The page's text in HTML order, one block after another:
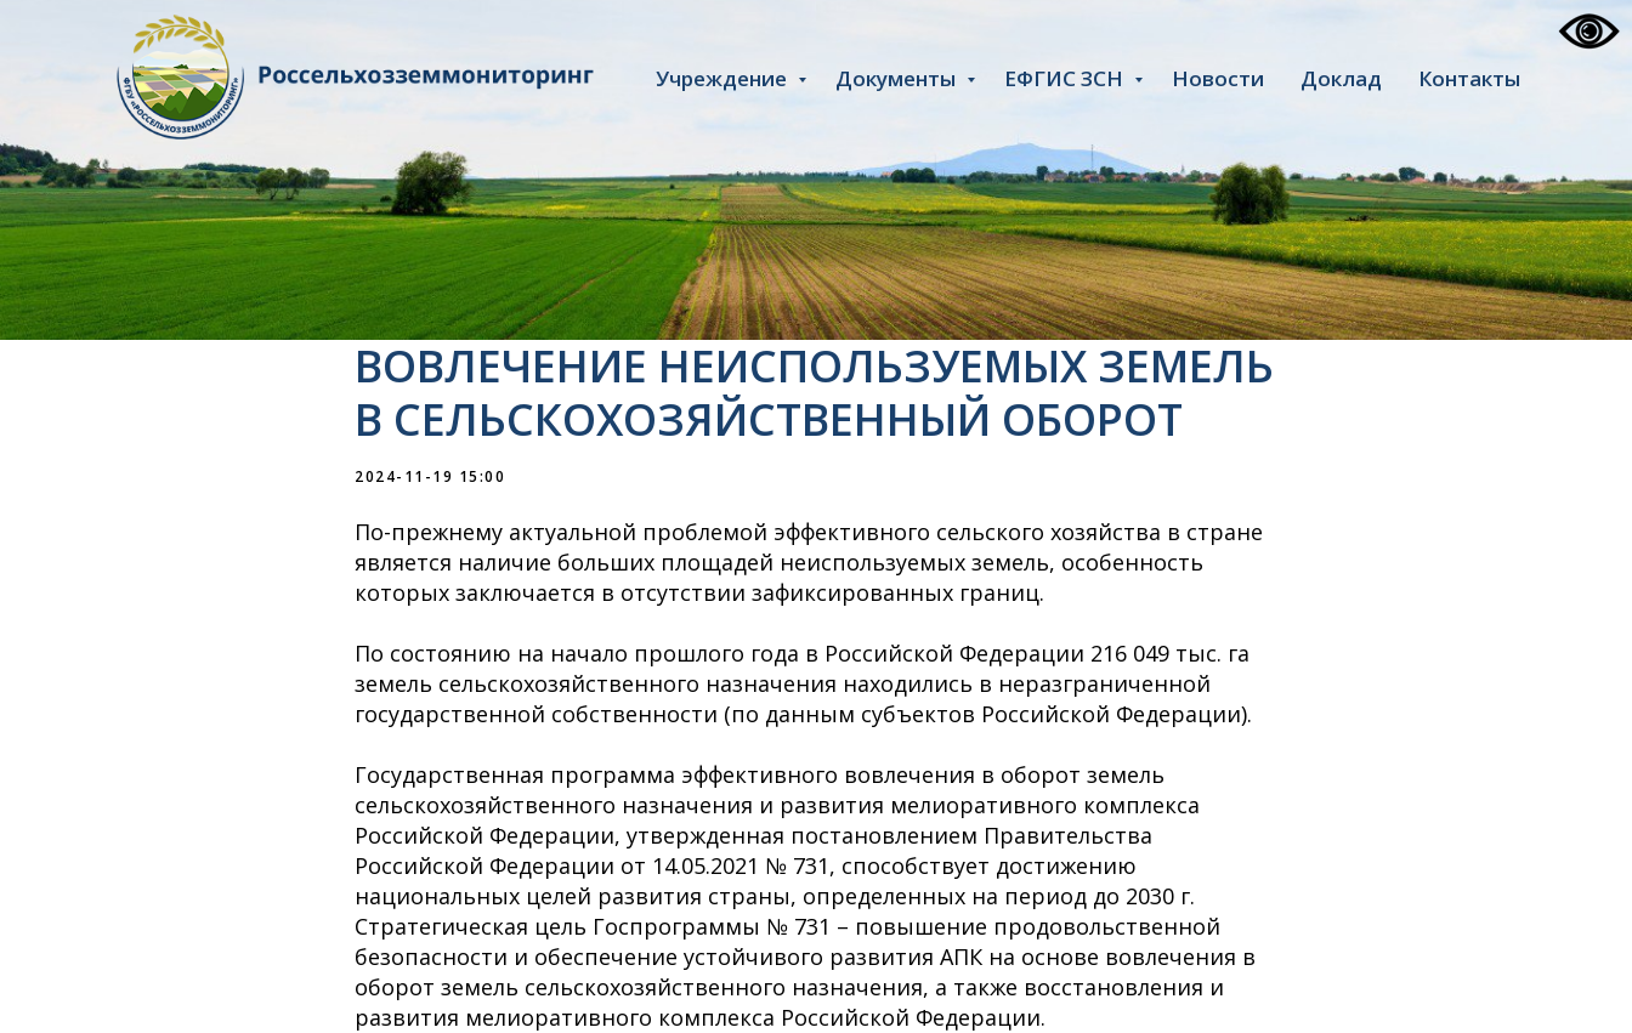
Учреждение Документы ЕФГИС ЗСН Новости Доклад Контакты
ВОВЛЕЧЕНИЕ НЕИСПОЛЬЗУЕМЫХ ЗЕМЕЛЬ
В СЕЛЬСКОХОЗЯЙСТВЕННЫЙ ОБОРОТ
2024-11-19 15:00
По-прежнему актуальной проблемой эффективного сельского хозяйства в стране
является наличие больших площадей неиспользуемых земель, особенность
которых заключается в отсутствии зафиксированных границ.
По состоянию на начало прошлого года в Российской Федерации 216 049 тыс. га
земель сельскохозяйственного назначения находились в неразграниченной
государственной собственности (по данным субъектов Российской Федерации).
Государственная программа эффективного вовлечения в оборот земель
сельскохозяйственного назначения и развития мелиоративного комплекса
Российской Федерации, утвержденная постановлением Правительства
Российской Федерации от 14.05.2021 № 731, способствует достижению
национальных целей развития страны, определенных на период до 2030 г.
Стратегическая цель Госпрограммы № 731 – повышение продовольственной
безопасности и обеспечение устойчивого развития АПК на основе вовлечения в
оборот земель сельскохозяйственного назначения, а также восстановления и
развития мелиоративного комплекса Российской Федерации.